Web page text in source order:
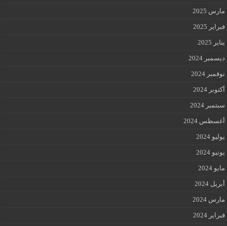
مارس 2025
فبراير 2025
يناير 2025
ديسمبر 2024
نوفمبر 2024
أكتوبر 2024
سبتمبر 2024
أغسطس 2024
يوليو 2024
يونيو 2024
مايو 2024
أبريل 2024
مارس 2024
فبراير 2024